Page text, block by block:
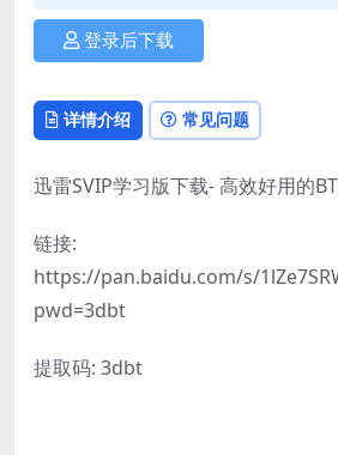
登录后下载
详情介绍 常见问题
迅雷SVIP学习版下载- 高效好用的
链接:
https://pan.baidu.com/s/
pwd=3dbt
提取码: 3dbt